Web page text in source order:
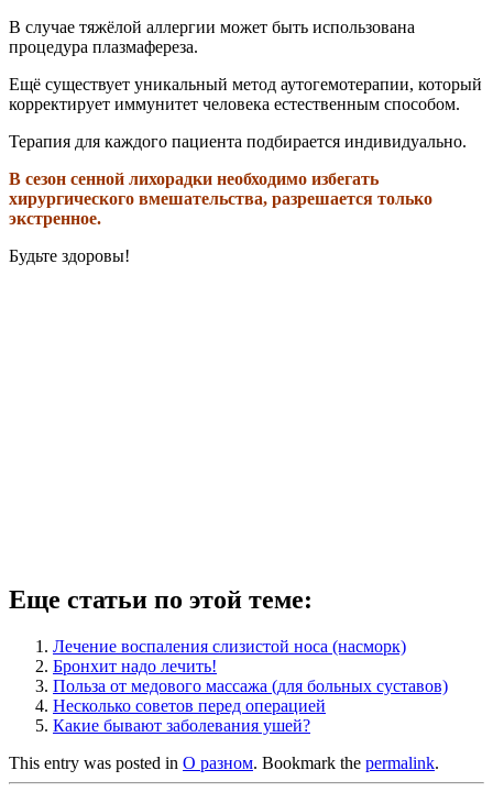
В случае тяжёлой аллергии может быть использована
процедура плазмафереза.
Ещё существует уникальный метод аутогемотерапии, который
корректирует иммунитет человека естественным способом.
Терапия для каждого пациента подбирается индивидуально.
В сезон сенной лихорадки необходимо избегать
хирургического вмешательства, разрешается только
экстренное.
Будьте здоровы!
Еще статьи по этой теме:
Лечение воспаления слизистой носа (насморк)
Бронхит надо лечить!
Польза от медового массажа (для больных суставов)
Несколько советов перед операцией
Какие бывают заболевания ушей?
This entry was posted in О разном. Bookmark the permalink.